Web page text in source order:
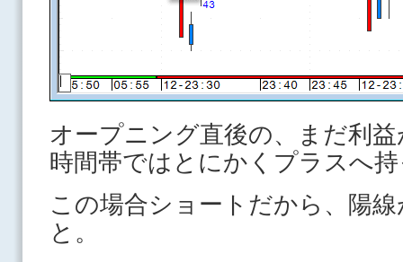
オープニング直後の、まだ利
時間帯ではとにかくプラスへ
この場合ショートだから、陽
と。